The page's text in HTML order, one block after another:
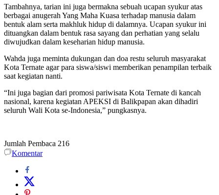
Tambahnya, tarian ini juga bermakna sebuah ucapan syukur atas
berbagai anugerah Yang Maha Kuasa terhadap manusia dalam
bentuk alam serta makhluk hidup di dalamnya. Ucapan syukur ini
dituangkan dalam bentuk rasa sayang dan perhatian yang selalu
diwujudkan dalam keseharian hidup manusia.
Wahda juga meminta dukungan dan doa restu seluruh masyarakat
Kota Ternate agar para siswa/siswi memberikan penampilan terbaik
saat kegiatan nanti.
“Ini juga bagian dari promosi pariwisata Kota Ternate di kancah
nasional, karena kegiatan APEKSI di Balikpapan akan dihadiri
seluruh Wali Kota se-Indonesia,” pungkasnya.
Jumlah Pembaca 216
Komentar